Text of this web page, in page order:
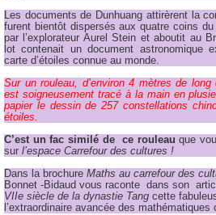
Les documents de Dunhuang attirèrent la
furent bientôt dispersés aux quatre coins
par l’explorateur Aurel Stein et aboutit au
lot contenait un document astronomique
carte d’étoiles connue au monde.
Sur un rouleau, d’environ 4 mètres de
est soigneusement tracé à la main en
papier le dessin de 257 constellations
étoiles.
C’est un fac similé de ce rouleau que
sur l’espace Carrefour des cultures !
Dans la brochure Maths au carrefour des
Bonnet -Bidaud vous raconte dans son
VIIe siècle de la dynastie Tang cette
l’extraordinaire avancée des mathématiques